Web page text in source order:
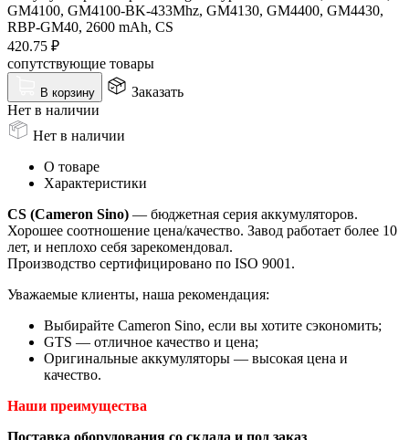
GM4100, GM4100-BK-433Mhz, GM4130, GM4400, GM4430,
RBP-GM40, 2600 mAh, CS
420.75 ₽
сопутствующие товары
В корзину
Заказать
Нет в наличии
Нет в наличии
О товаре
Характеристики
CS (Cameron Sino) — бюджетная серия аккумуляторов.
Хорошее соотношение цена/качество. Завод работает более 10
лет, и неплохо себя зарекомендовал.
Производство сертифицировано по ISO 9001.
Уважаемые клиенты, наша рекомендация:
Выбирайте Cameron Sino, если вы хотите сэкономить;
GTS — отличное качество и цена;
Оригинальные аккумуляторы — высокая цена и
качество.
Наши преимущества
Поставка оборудования со склада и под заказ